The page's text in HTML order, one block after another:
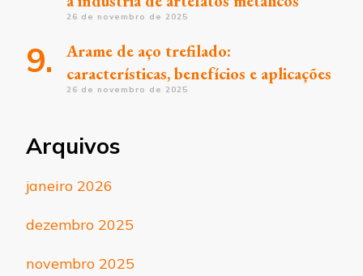
26 de novembro de 2025
Arame de aço trefilado:
características, benefícios e aplicações
26 de novembro de 2025
Arquivos
janeiro 2026
dezembro 2025
novembro 2025